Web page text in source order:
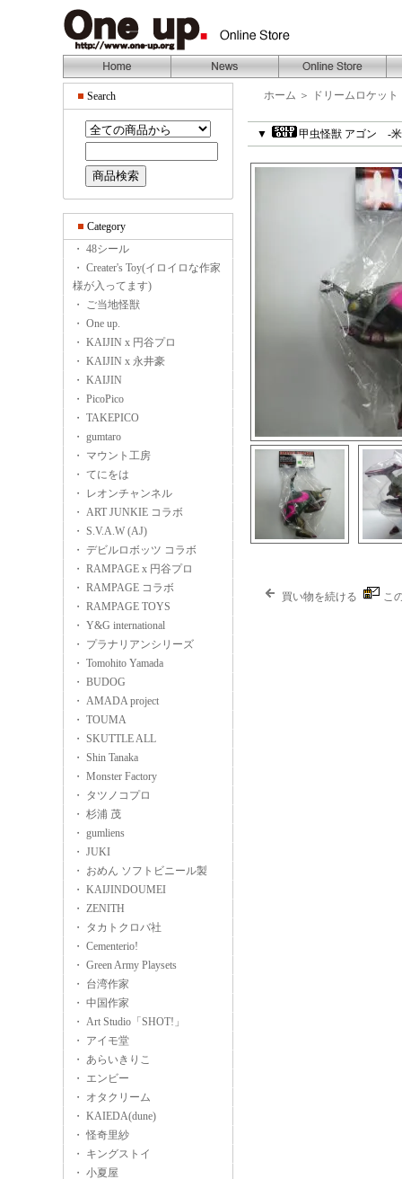
Search
Category
・ 48シール
・ Creater's Toy(イロイロな作家
様が入ってます)
・ ご当地怪獣
・ One up.
・ KAIJIN x 円谷プロ
・ KAIJIN x 永井豪
・ KAIJIN
・ PicoPico
・ TAKEPICO
・ gumtaro
・ マウント工房
・ てにをは
・ レオンチャンネル
・ ART JUNKIE コラボ
・ S.V.A.W (AJ)
・ デビルロボッツ コラボ
・ RAMPAGE x 円谷プロ
・ RAMPAGE コラボ
・ RAMPAGE TOYS
・ Y&G international
・ プラナリアンシリーズ
・ Tomohito Yamada
・ BUDOG
・ AMADA project
・ TOUMA
・ SKUTTLE ALL
・ Shin Tanaka
・ Monster Factory
・ タツノコプロ
・ 杉浦 茂
・ gumliens
・ JUKI
・ おめん ソフトビニール製
・ KAIJINDOUMEI
・ ZENITH
・ タカトクロバ社
・ Cementerio!
・ Green Army Playsets
・ 台湾作家
・ 中国作家
・ Art Studio「SHOT!」
・ アイモ堂
・ あらいきりこ
・ エンビー
・ オタクリーム
・ KAIEDA(dune)
・ 怪奇里紗
・ キングストイ
・ 小夏屋
ホーム ＞ ドリームロケット
▼ 甲虫怪獣 アゴン -
買い物を続ける こ